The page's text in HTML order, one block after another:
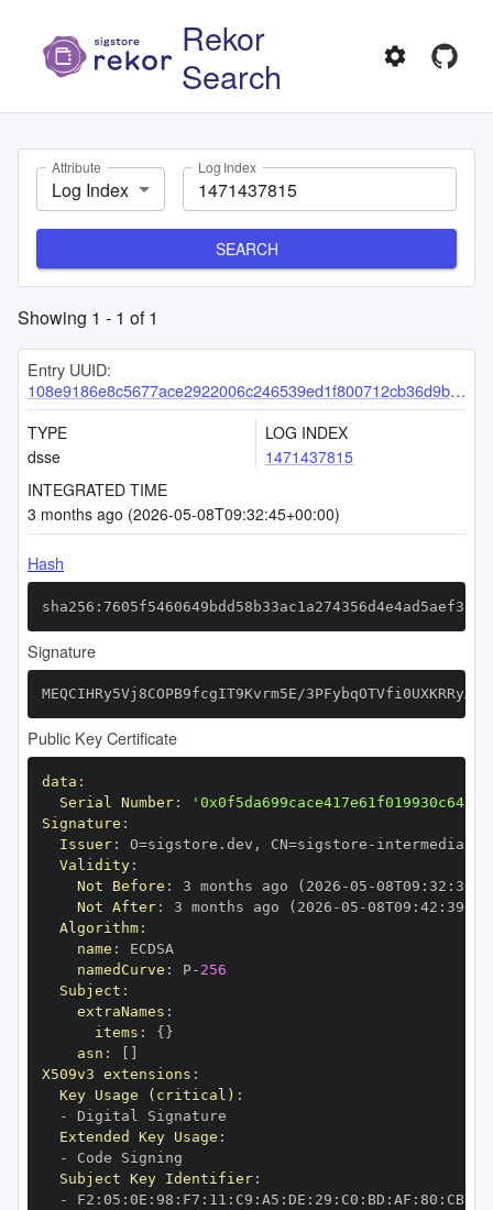
Rekor
Search
Attribute
Log Index
Log Index
SEARCH
Showing 1 - 1 of1
Entry UUID:
108e9186e8c5677ace2922006c246539ed1f800712cb36d9bfb4f19610d0e9343a9d213f749b298b
TYPE
dsse
LOG INDEX
1471437815
INTEGRATED TIME
3 months ago (2026-05-08T09:32:45+00:00)
Hash
Signature
MEQCIHRy5Vj8COPB9fcgIT9Kvrm5E/
Public Key Certificate
data :
Serial Number:
Signature :
Issuer: O=sigstore.dev , CN=sigstore -
Validity:
Not Before : 3 months ago (2026 -05 -08T09 : 32 :
Not After: 3 months ago (2026 -05 -08T09 : 42 : 39+00
Algorithm:
name :
namedCurve : P- 256
Subject :
extraNames :
items : { }
asn :
X509v3 extensions :
Key Usage (critical) :
-
Extended Key Usage :
-
Subject Key Identifier:
-
F2 : 05 : 0E : 98 : F7 : 11 : C9 : A5 : DE : 29 : C0 : BD : AF : 80 : CB: